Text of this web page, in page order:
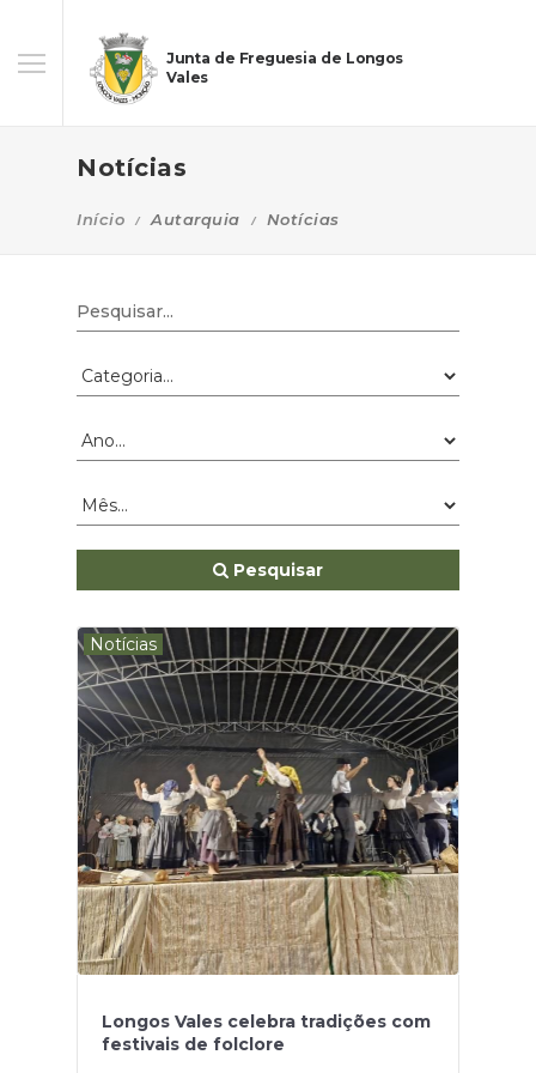
Junta de Freguesia de Longos
Vales
Notícias
Início Autarquia Notícias
Pesquisar
Notícias
Longos Vales celebra tradições com
festivais de folclore